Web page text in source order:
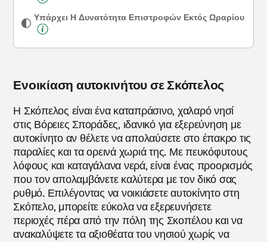
Υπάρχει Η Δυνατότητα Επιστροφών Εκτός Ωραρίου
Ενοικίαση αυτοκινήτου σε Σκόπελος
Η Σκόπελος είναι ένα καταπράσινο, χαλαρό νησί
στις Βόρειες Σποράδες, ιδανικό για εξερεύνηση με
αυτοκίνητο αν θέλετε να απολαύσετε στο έπακρο τις
παραλίες και τα ορεινά χωριά της. Με πευκόφυτους
λόφους και καταγάλανα νερά, είναι ένας προορισμός
που τον απολαμβάνετε καλύτερα με τον δικό σας
ρυθμό. Επιλέγοντας να νοικιάσετε αυτοκίνητο στη
Σκόπελο, μπορείτε εύκολα να εξερευνήσετε
περιοχές πέρα από την πόλη της Σκοπέλου και να
ανακαλύψετε τα αξιοθέατα του νησιού χωρίς να